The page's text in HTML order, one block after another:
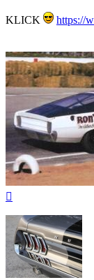
KLICK https://